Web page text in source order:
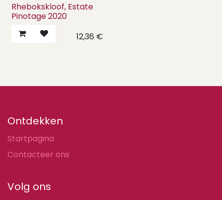
Rhebokskloof, Estate
Pinotage 2020
12,36 €
Ontdekken
Startpagina
Contacteer ons
Volg ons